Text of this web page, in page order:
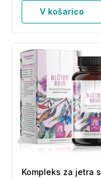
V košarico
Kompleks za jetra s